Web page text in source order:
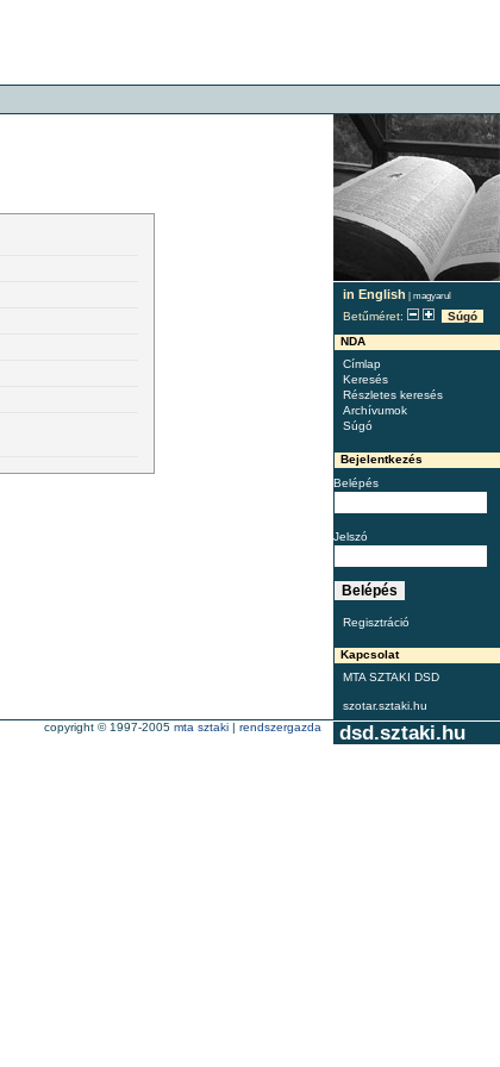
in English | magyarul
Betűméret:
Súgó
NDA
Címlap
Keresés
Részletes keresés
Archívumok
Súgó
Bejelentkezés
Belépés
Jelszó
Regisztráció
Kapcsolat
MTA SZTAKI DSD
szotar.sztaki.hu
dsd.sztaki.hu
copyright © 1997-2005 mta sztaki | rendszergazda